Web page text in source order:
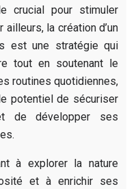
crucial pour stimuler
ailleurs, la création d’un
est une stratégie qui
tout en soutenant le
routines quotidiennes,
potentiel de sécuriser
de développer ses
à explorer la nature
et à enrichir ses